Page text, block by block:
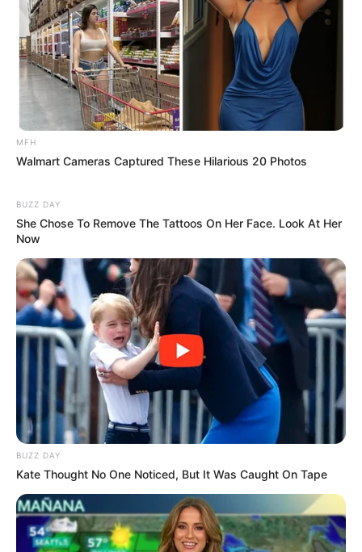
MFH
Walmart Cameras Captured These Hilarious 20 Photos
BUZZ DAY
She Chose To Remove The Tattoos On Her Face. Look At Her
Now
BUZZ DAY
Kate Thought No One Noticed, But It Was Caught On Tape